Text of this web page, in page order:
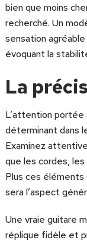
bien que moins
recherché. Un
sensation
évoquant la
La
L’attention portée
déterminant dans
Examinez
que les cordes, les
Plus ces
sera l’aspect
Une vraie guitare
réplique fidèle et